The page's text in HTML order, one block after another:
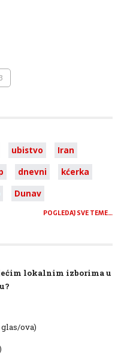
3
ubistvo
Iran
dnevni
kćerka
Dunav
POGLEDAJ SVE TEME…
lokalnim izborima u
glas/ova)